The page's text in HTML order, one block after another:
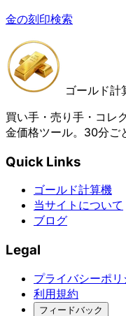
金の刻印検索
ゴールド計
買い手・売り手・コレ
金価格ツール。30分ご
Quick Links
ゴールド計算機
当サイトについて
ブログ
Legal
プライバシーポリ
利用規約
フィードバック